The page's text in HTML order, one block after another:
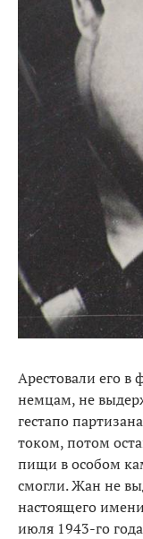
Арестовали его в
немцам, не
гестапо
током, потом
пищи в особом
смогли. Жан не
настоящего
июля 1943-го